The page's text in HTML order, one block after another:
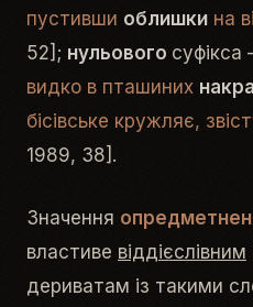
пустивши облишки на
52]; нульового суфікса
видко в пташиних
бісівське кружляє,
1989, 38].
Значення
властиве віддієслівним
дериватам із такими